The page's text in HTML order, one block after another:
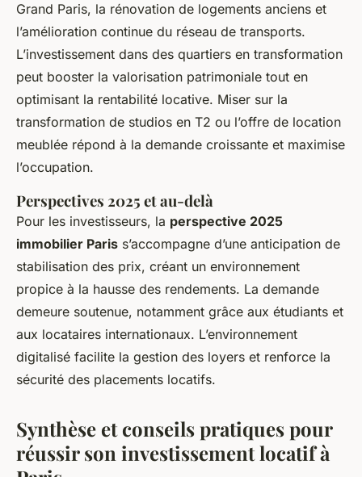
Grand Paris, la rénovation de logements anciens et
l’amélioration continue du réseau de transports.
L’investissement dans des quartiers en transformation
peut booster la valorisation patrimoniale tout en
optimisant la rentabilité locative. Miser sur la
transformation de studios en T2 ou l’offre de location
meublée répond à la demande croissante et maximise
l’occupation.
Perspectives 2025 et au-delà
Pour les investisseurs, la perspective 2025
immobilier Paris s’accompagne d’une anticipation de
stabilisation des prix, créant un environnement
propice à la hausse des rendements. La demande
demeure soutenue, notamment grâce aux étudiants et
aux locataires internationaux. L’environnement
digitalisé facilite la gestion des loyers et renforce la
sécurité des placements locatifs.
Synthèse et conseils pratiques pour
réussir son investissement locatif à